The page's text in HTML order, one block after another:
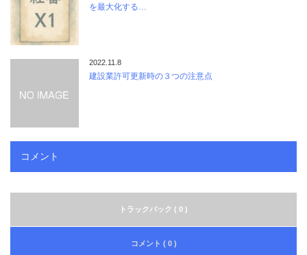
を最大化する…
2022.11.8
建設業許可更新時の３つの注意点
コメント
トラックバック ( 0 )
コメント ( 0 )